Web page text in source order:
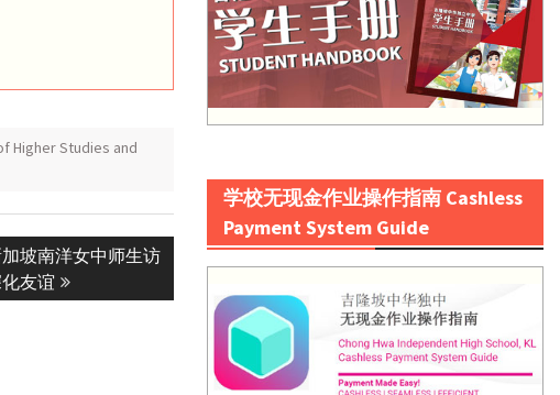
Higher Studies and
坡南洋女中师生访
友谊
学校无现金作业操作指南 Cashless
Payment System Guide